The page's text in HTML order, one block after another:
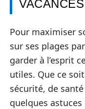
Pour maximiser
sur ses plages
garder à l’esprit
utiles. Que ce
sécurité, de
quelques